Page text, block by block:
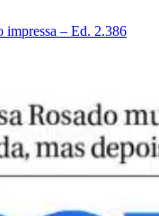
– Ed. 2.386